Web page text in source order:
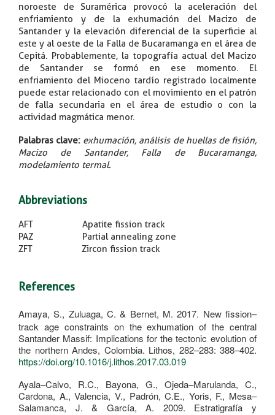
noroeste de Suramérica provocó la aceleración del
enfriamiento y de la exhumación del Macizo de
Santander y la elevación diferencial de la superficie al
este y al oeste de la Falla de Bucaramanga en el área de
Cepitá. Probablemente, la topografía actual del Macizo
de Santander se formó en ese momento. El
enfriamiento del Mioceno tardío registrado localmente
puede estar relacionado con el movimiento en el patrón
de falla secundaria en el área de estudio o con la
actividad magmática menor.
Palabras clave: exhumación, análisis de huellas de fisión,
Macizo de Santander, Falla de Bucaramanga,
modelamiento termal.
Abbreviations
AFT Apatite fission track
PAZ Partial annealing zone
ZFT Zircon fission track
References
Amaya, S., Zuluaga, C. & Bernet, M. 2017. New fission–
track age constraints on the exhumation of the central
Santander Massif: Implications for the tectonic evolution of
the northern Andes, Colombia. Lithos, 282–283: 388–402.
https://doi.org/10.1016/j.lithos.2017.03.019
Ayala–Calvo, R.C., Bayona, G., Ojeda–Marulanda, C.,
Cardona, A., Valencia, V., Padrón, C.E., Yoris, F., Mesa–
Salamanca, J. & García, A. 2009. Estratigrafía y